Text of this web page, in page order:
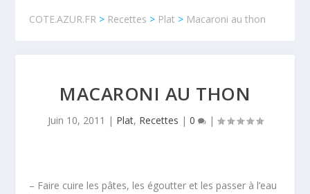
COTE.AZUR.FR > Recettes > Plat > Macaroni au thon
MACARONI AU THON
Juin 10, 2011 | Plat, Recettes | 0 |
– Faire cuire les pâtes, les égoutter et les passer à l’eau